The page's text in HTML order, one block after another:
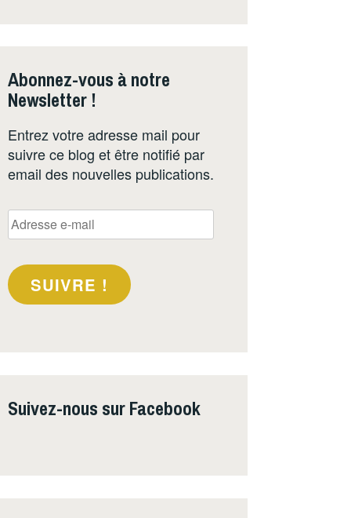
Abonnez-vous à notre
Newsletter !
Entrez votre adresse mail pour
suivre ce blog et être notifié par
email des nouvelles publications.
Adresse
e-
SUIVRE !
Suivez-nous sur Facebook